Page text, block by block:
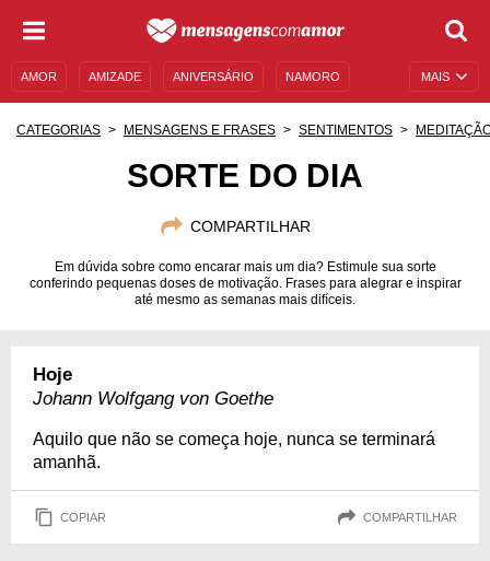
MAIS
AMOR AMIZADE ANIVERSÁRIO NAMORO
CATEGORIAS MENSAGENS E FRASES SENTIMENTOS
SORTE DO DIA
COMPARTILHAR
Em dúvida sobre como encarar mais um dia? Estimule sua sorte
conferindo pequenas doses de motivação. Frases para alegrar e inspirar
até mesmo as semanas mais difíceis.
Hoje
Johann Wolfgang von Goethe
Aquilo que não se começa hoje, nunca se terminará
amanhã.
COPIAR COMPARTILHAR